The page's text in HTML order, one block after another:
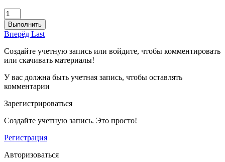
Выполнить
Вперёд Last
Создайте учетную запись или войдите, чтобы комментировать
или скачивать материалы!
У вас должна быть учетная запись, чтобы оставлять
комментарии
Зарегистрироваться
Создайте учетную запись. Это просто!
Регистрация
Авторизоваться